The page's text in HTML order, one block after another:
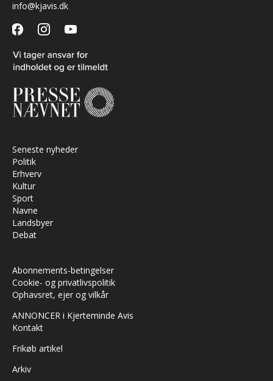
info@kjavis.dk
facebookinstagramyoutube
Seneste nyheder
Politik
Erhverv
Kultur
Sport
Navne
Landsbyer
Debat
Abonnements-betingelser
Cookie- og privatlivspolitik
Ophavsret, ejer og vilkår
ANNONCER i Kjerteminde Avis
Kontakt
Frikøb artikel
Arkiv